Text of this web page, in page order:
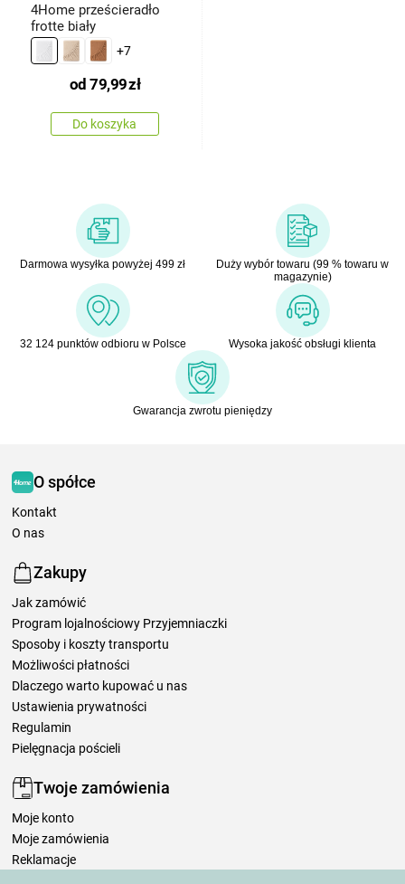
4Home prześcieradło
frotte biały
+7
od 79,99zł
Do koszyka
Darmowa wysyłka powyżej 499 zł
Duży wybór towaru (99 % towaru w
magazynie)
32 124 punktów odbioru w Polsce Wysoka jakość obsługi klienta
Gwarancja zwrotu pieniędzy
O spółce
Kontakt
O nas
Zakupy
Jak zamówić
Program lojalnościowy Przyjemniaczki
Sposoby i koszty transportu
Możliwości płatności
Dlaczego warto kupować u nas
Ustawienia prywatności
Regulamin
Pielęgnacja pościeli
Twoje zamówienia
Moje konto
Moje zamówienia
Reklamacje